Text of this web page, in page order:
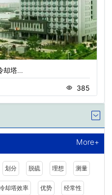
却塔…
385
More+
划分 脱硫 理想 测量
却塔效率 优势 经常性